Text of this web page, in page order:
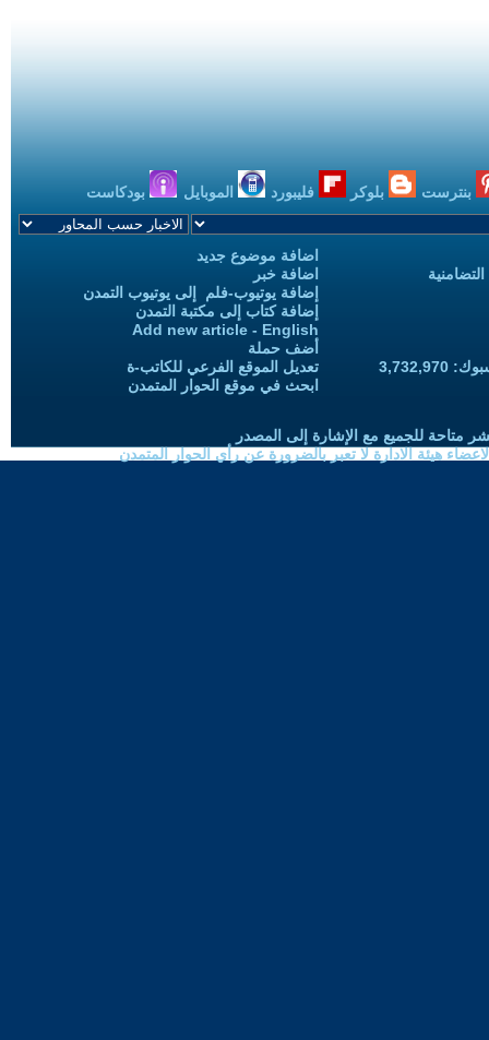
بنترست بلوكر فليبورد الموبايل بودكاست
اضافة موضوع جديد
اضافة خبر
إضافة يوتيوب-فلم إلى يوتيوب التمدن
إضافة كتاب إلى مكتبة التمدن
Add new article - English
أضف حملة
تعديل الموقع الفرعي للكاتب-ة
ابحث في موقع الحوار المتمدن
متاحة للجميع مع الإشارة إلى المصدر
هيئة الادارة لا تعبر بالضرورة عن رأي الحوار المتمدن